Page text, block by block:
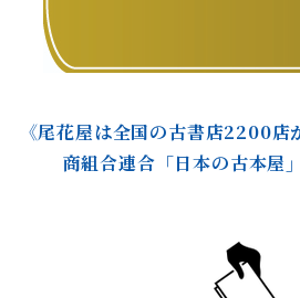
《尾花屋は全国の古書店2200店
商組合連合「日本の古本屋